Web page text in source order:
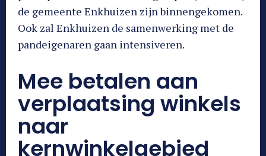
de gemeente Enkhuizen zijn binnengekomen.
Ook zal Enkhuizen de samenwerking met de
pandeigenaren gaan intensiveren.
Mee betalen aan
verplaatsing winkels
naar
kernwinkelgebied